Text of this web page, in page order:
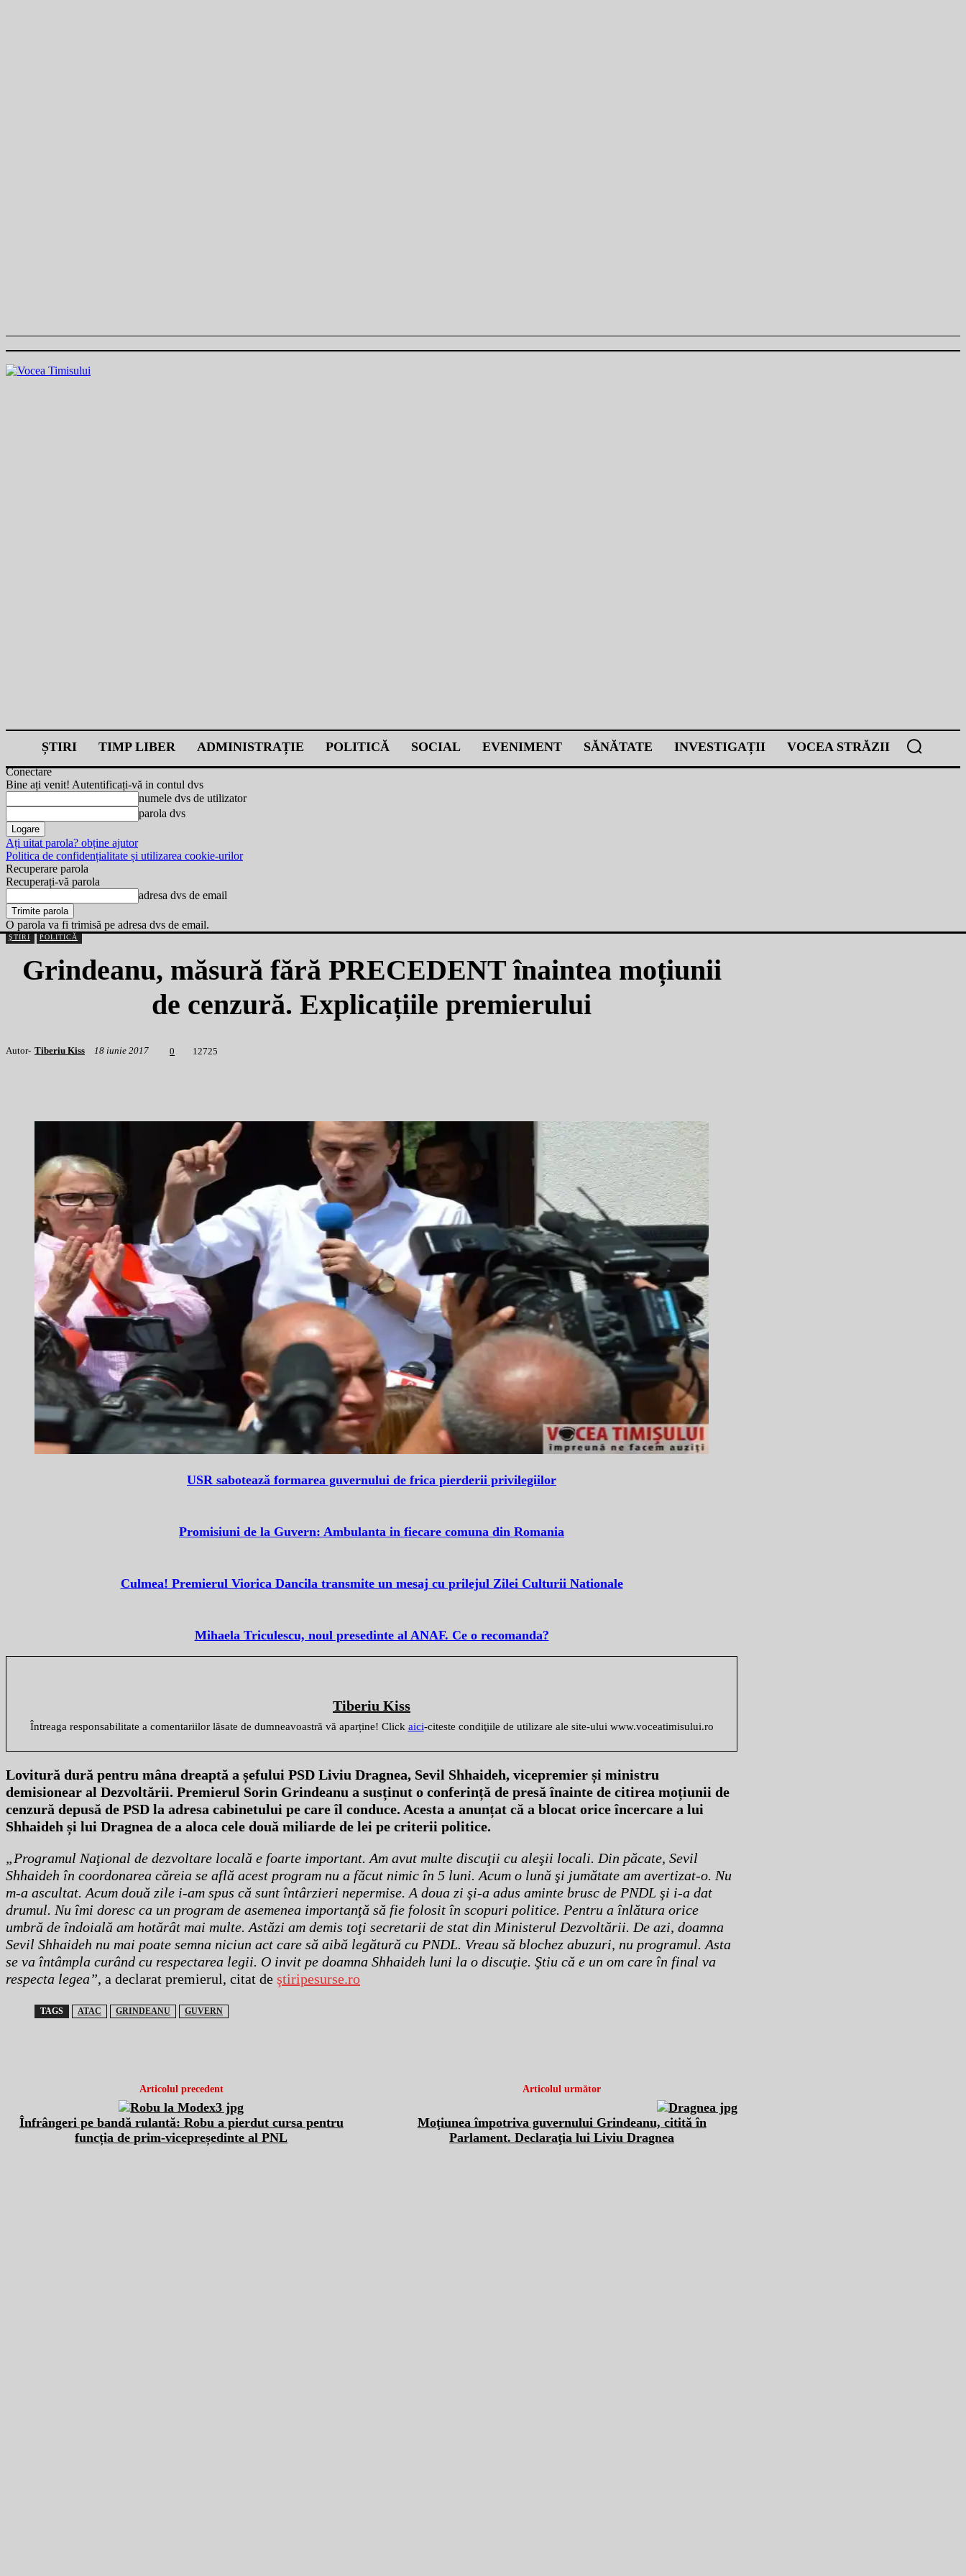
ȘTIRI TIMP LIBER ADMINISTRAȚIE POLITICĂ SOCIAL EVENIMENT SĂNĂTATE INVESTIGAȚII VOCEA STRĂZII
Conectare
Bine ați venit! Autentificați-vă in contul dvs
numele dvs de utilizator
parola dvs
Ați uitat parola? obține ajutor
Politica de confidențialitate și utilizarea cookie-urilor
Recuperare parola
Recuperați-vă parola
adresa dvs de email
O parola va fi trimisă pe adresa dvs de email.
ȘTIRI POLITICĂ
Grindeanu, măsură fără PRECEDENT înaintea moțiunii
de cenzură. Explicațiile premierului
Autor- Tiberiu Kiss 18 iunie 2017 0 1 2725
USR sabotează formarea guvernului de frica pierderii privilegiilor
Promisiuni de la Guvern: Ambulanta in fiecare comuna din Romania
Culmea! Premierul Viorica Dancila transmite un mesaj cu prilejul Zilei Culturii Nationale
Mihaela Triculescu, noul presedinte al ANAF. Ce o recomanda?
Tiberiu Kiss
Întreaga responsabilitate a comentariilor lăsate de dumneavoastră vă aparține! Click aici-citeste condiţiile de utilizare ale site-ului www.voceatimisului.ro
Lovitură dură pentru mâna dreaptă a șefului PSD Liviu Dragnea, Sevil Shhaideh, vicepremier și ministru
demisionear al Dezvoltării. Premierul Sorin Grindeanu a susținut o conferință de presă înainte de citirea moțiunii de
cenzură depusă de PSD la adresa cabinetului pe care îl conduce. Acesta a anunțat că a blocat orice încercare a lui
Shhaideh și lui Dragnea de a aloca cele două miliarde de lei pe criterii politice.
„Programul Naţional de dezvoltare locală e foarte important. Am avut multe discuţii cu aleşii locali. Din păcate, Sevil
Shhaideh în coordonarea căreia se află acest program nu a făcut nimic în 5 luni. Acum o lună şi jumătate am avertizat-o. Nu
m-a ascultat. Acum două zile i-am spus că sunt întârzieri nepermise. A doua zi şi-a adus aminte brusc de PNDL şi i-a dat
drumul. Nu îmi doresc ca un program de asemenea importanţă să fie folosit în scopuri politice. Pentru a înlătura orice
umbră de îndoială am hotărât mai multe. Astăzi am demis toţi secretarii de stat din Ministerul Dezvoltării. De azi, doamna
Sevil Shhaideh nu mai poate semna niciun act care să aibă legătură cu PNDL. Vreau să blochez abuzuri, nu programul. Asta
se va întâmpla curând cu respectarea legii. O invit pe doamna Shhaideh luni la o discuţie. Ştiu că e un om care în final va
respecta legea”, a declarat premierul, citat de ştiripesurse.ro
TAGS ATAC GRINDEANU GUVERN
Articolul precedent
Înfrângeri pe bandă rulantă: Robu a pierdut cursa pentru
funcția de prim-vicepreședinte al PNL
Articolul următor
Moţiunea împotriva guvernului Grindeanu, citită în
Parlament. Declaraţia lui Liviu Dragnea